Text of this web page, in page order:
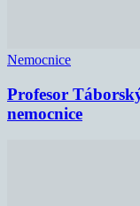
Nemocnice
Profesor
nemocnice